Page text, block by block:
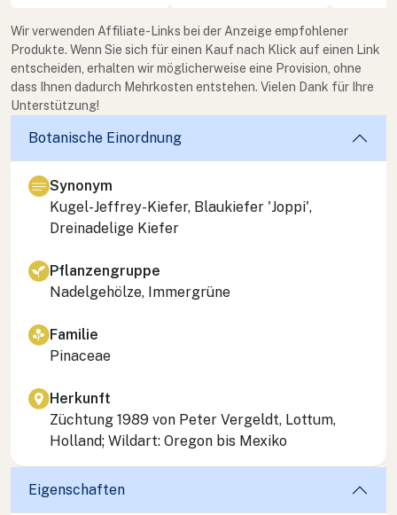
Wir verwenden Affiliate-Links bei der Anzeige empfohlener
Produkte. Wenn Sie sich für einen Kauf nach Klick auf einen Link
entscheiden, erhalten wir möglicherweise eine Provision, ohne
dass Ihnen dadurch Mehrkosten entstehen. Vielen Dank für Ihre
Unterstützung!
Botanische Einordnung
Synonym
Kugel-Jeffrey-Kiefer, Blaukiefer 'Joppi',
Dreinadelige Kiefer
Pflanzengruppe
Nadelgehölze, Immergrüne
Familie
Pinaceae
Herkunft
Züchtung 1989 von Peter Vergeldt, Lottum,
Holland; Wildart: Oregon bis Mexiko
Eigenschaften